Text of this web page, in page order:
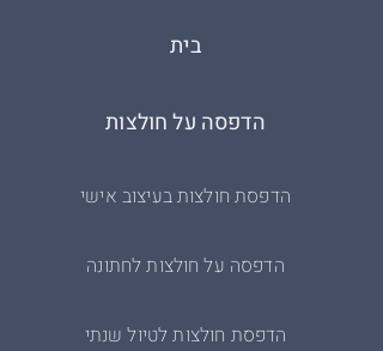
בית
הדפסה על חולצות
הדפסת חולצות בעיצוב אישי
הדפסה על חולצות לחתונה
הדפסת חולצות לטיול שנתי